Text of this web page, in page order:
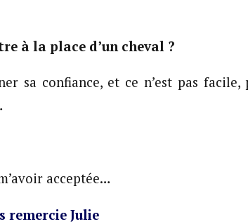
à la place d’un cheval ?
sa confiance, et ce n’est pas facile,
acceptée…
remercie Julie